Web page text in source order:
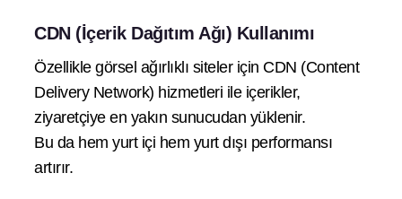
CDN (İçerik Dağıtım Ağı) Kullanımı
Özellikle görsel ağırlıklı siteler için CDN (Content
Delivery Network) hizmetleri ile içerikler,
ziyaretçiye en yakın sunucudan yüklenir.
Bu da hem yurt içi hem yurt dışı performansı
artırır.